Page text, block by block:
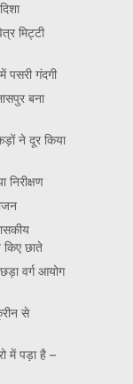
मिट्टी
पसरी गंदगी
बना
ने दूर किया
निरीक्षण
किए छाते
वर्ग आयोग
से
में पड़ा है –